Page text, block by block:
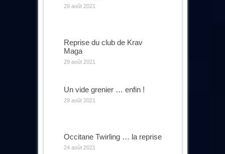
29 août 2021
Reprise du club de Krav
Maga
29 août 2021
Un vide grenier … enfin !
29 août 2021
Occitane Twirling … la reprise
24 août 2021